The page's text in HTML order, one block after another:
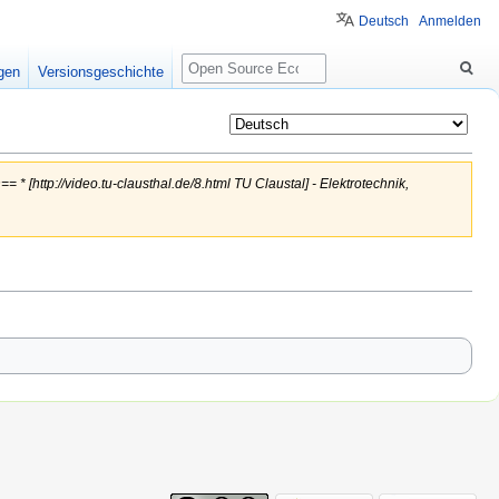
* [http://video.tu-clausthal.de/8.html TU Claustal] - Elektrotechnik,
Deutsch Anmelden
Versionsgeschichte
Suche